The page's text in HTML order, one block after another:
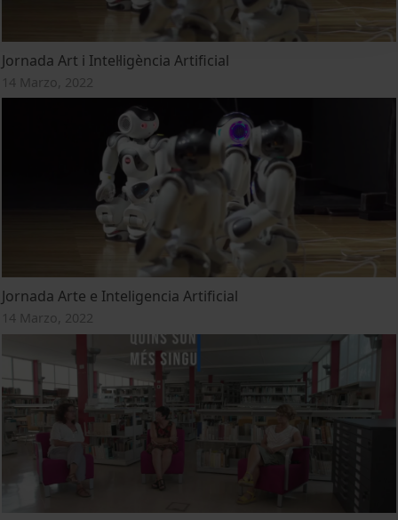
Jornada Art i Intel·ligència Artificial
14 Marzo, 2022
Jornada Arte e Inteligencia Artificial
14 Marzo, 2022